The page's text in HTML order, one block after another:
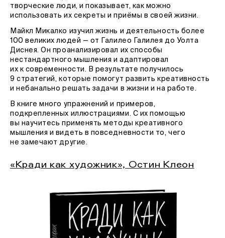
творческие люди, и показывает, как можно
использовать их секреты и приёмы в своей жизни.
Майкл Микалко изучил жизнь и деятельность более
100 великих людей — от Галилео Галилея до Уолта
Диснея. Он проанализировал их способы
нестандартного мышления и адаптировал
их к современности. В результате получилось
9 стратегий, которые помогут развить креативность
и небанально решать задачи в жизни и на работе.
В книге много упражнений и примеров,
подкрепленных иллюстрациями. С их помощью
вы научитесь применять методы креативного
мышления и видеть в повседневности то, чего
не замечают другие.
«Кради как художник», Остин Клеон